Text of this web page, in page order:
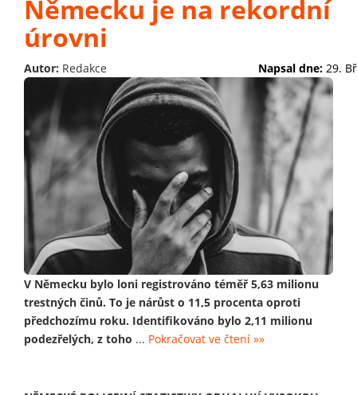
Německu je na rekordní
úrovni
Autor: Redakce Napsal dne: 29.
V Německu bylo loni registrováno téměř 5,63 milionu
trestných činů. To je nárůst o 11,5 procenta oproti
předchozímu roku. Identifikováno bylo 2,11 milionu
podezřelých, z toho ... Pokračovat ve čtení »»